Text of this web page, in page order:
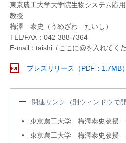
東京農工大学大学院生物システム応
教授
梅澤 泰史（うめざわ たいし）
TEL/FAX：042-388-7364
E-mail：taishi（ここに@を入れてく
プレスリリース（PDF：1.7MB）
関連リンク（別ウィンドウで開
東京農工大学 梅澤泰史教授
東京農工大学 梅澤泰史教授